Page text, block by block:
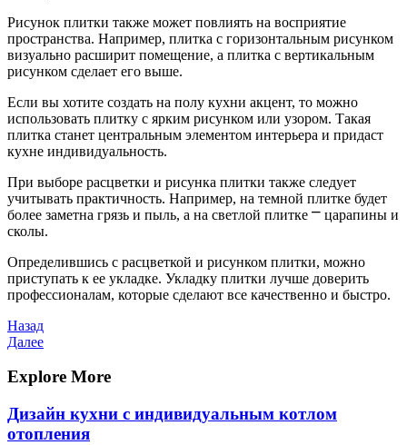
Рисунок плитки также может повлиять на восприятие
пространства. Например, плитка с горизонтальным рисунком
визуально расширит помещение, а плитка с вертикальным
рисунком сделает его выше.
Если вы хотите создать на полу кухни акцент, то можно
использовать плитку с ярким рисунком или узором. Такая
плитка станет центральным элементом интерьера и придаст
кухне индивидуальность.
При выборе расцветки и рисунка плитки также следует
учитывать практичность. Например, на темной плитке будет
более заметна грязь и пыль, а на светлой плитке ⎻ царапины и
сколы.
Определившись с расцветкой и рисунком плитки, можно
приступать к ее укладке. Укладку плитки лучше доверить
профессионалам, которые сделают все качественно и быстро.
Навигация
по
записям
Предыдущая
запись
Назад
Следующая
Далее
Explore More
Дизайн кухни с индивидуальным котлом
отопления